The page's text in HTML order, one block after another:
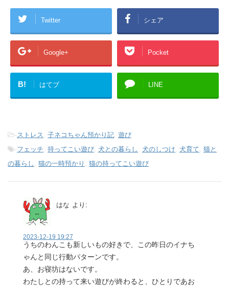
Twitter シェア
Google+ Pocket
B! はてブ LINE
-ストレス 子ネコちゃん預かり記 遊び
-フェッチ 持ってこい遊び 犬との暮らし 犬のしつけ 犬育て 猫と
の暮らし
猫の一時預かり 猫の持ってこい遊び
はな より:
2023-12-19 19:27
うちのわんこも新しいもの好きで、この昨日のイナち
ゃんと同じ行動パターンです。
あ、お寝坊はないです。
わたしとの持って来い遊びが終わると、ひとりであお